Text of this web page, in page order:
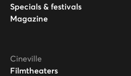
Specials & festivals
Magazine
Cineville
Filmtheaters